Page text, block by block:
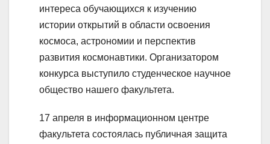
интереса обучающихся к изучению
истории открытий в области освоения
космоса, астрономии и перспектив
развития космонавтики. Организатором
конкурса выступило студенческое научное
общество нашего факультета.
17 апреля в информационном центре
факультета состоялась публичная защита